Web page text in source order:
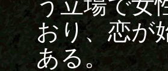
おり、恋が
ある。